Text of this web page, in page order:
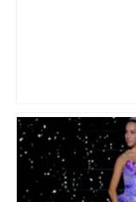
DIRECT. Colère
mobilisation
samedi, 113
– ladepeche.fr